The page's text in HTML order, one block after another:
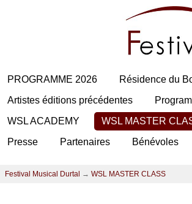
PROGRAMME 2026
Résidence du
Artistes éditions précédentes
WSL ACADEMY
WSL MASTER
Presse
Partenaires Bénévoles
Festival Musical Durtal → WSL MASTER CLASS